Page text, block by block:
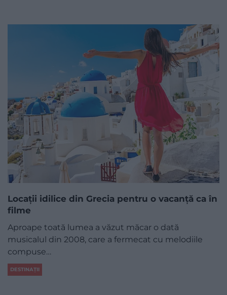
Locații idilice din Grecia pentru o vacanță ca în
filme
Aproape toată lumea a văzut măcar o dată
musicalul din 2008, care a fermecat cu melodiile
compuse…
DESTINAȚII